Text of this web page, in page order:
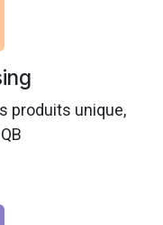
produits unique,